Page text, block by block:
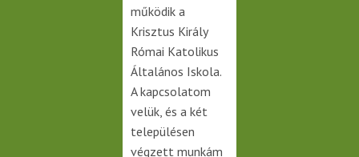
működik a
Krisztus Király
Római Katolikus
Általános Iskola.
A kapcsolatom
velük, és a két
településen
végzett munkám